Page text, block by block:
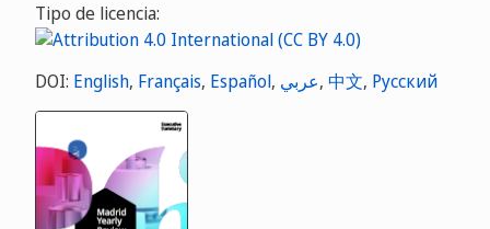
Tipo de licencia:
DOI: English, Français, Español, عربي, 中文, Русский